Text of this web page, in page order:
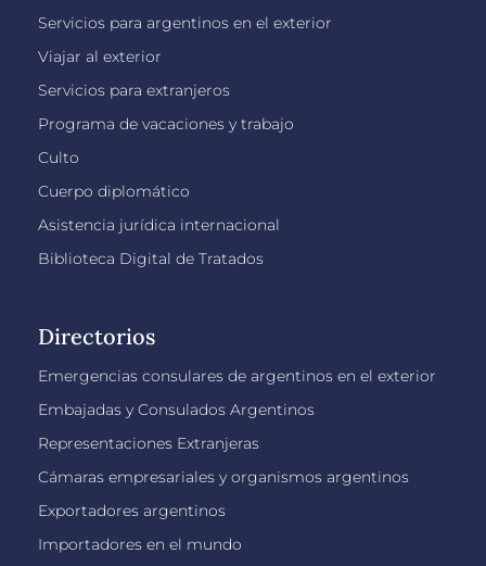
Servicios para argentinos en el exterior
Viajar al exterior
Servicios para extranjeros
Programa de vacaciones y trabajo
Culto
Cuerpo diplomático
Asistencia jurídica internacional
Biblioteca Digital de Tratados
Directorios
Emergencias consulares de argentinos en el exterior
Embajadas y Consulados Argentinos
Representaciones Extranjeras
Cámaras empresariales y organismos argentinos
Exportadores argentinos
Importadores en el mundo